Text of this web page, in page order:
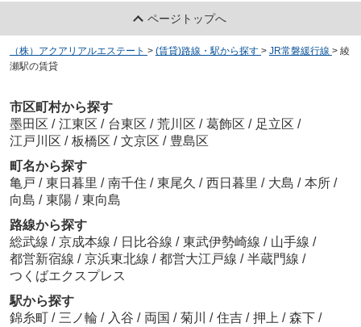
ページトップへ
（株）アクアリアルエステート > (賃貸)路線・駅から探す > JR常磐緩行線 > 綾
瀬駅の賃貸
市区町村から探す
墨田区 / 江東区 / 台東区 / 荒川区 / 葛飾区 / 足立区 /
江戸川区 / 板橋区 / 文京区 / 豊島区
町名から探す
亀戸 / 東日暮里 / 南千住 / 東尾久 / 西日暮里 / 大島 / 本所 /
向島 / 東陽 / 東向島
路線から探す
総武線 / 京成本線 / 日比谷線 / 東武伊勢崎線 / 山手線 /
都営新宿線 / 京浜東北線 / 都営大江戸線 / 半蔵門線 /
つくばエクスプレス
駅から探す
錦糸町 / 三ノ輪 / 入谷 / 両国 / 菊川 / 住吉 / 押上 / 森下 /